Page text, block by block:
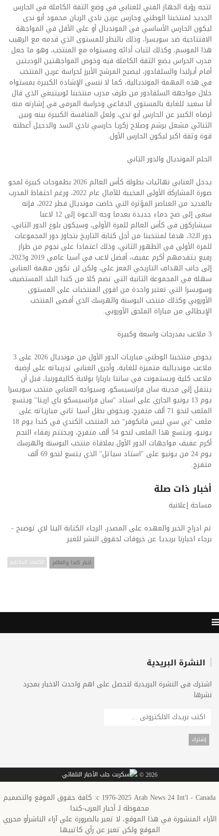
تتجه رؤية الجهاز الفني للعنابي في وضع الثقة الكاملة في الحارس
الجديد لمنتخبنا الوطني وحارس عرين نادي الريان محمود أبو ندى
ليكون الحارس الأساسي في المونديال أو على الأقل في المواجهة
الافتتاحية ضد سويسرا، وذلك بالنظر للمستوى الذي قدمه مع الرهيب
هذا الموسم، وكذلك لثبات أدائه ومستواه مع المنتخب، وهو ما جعل
مدرب الحراس يضع الثقة الكاملة فيه وخوض المواجهتين الوديتين
أمام أيرلندا والسلفادور، ليصبح المرشح الأبرز لحراسة عرين المنتخب
في هذه المهمة المونديالية، كما لا ننسى الإشادة الكبيرة بمستواه
خلال مواجهة السلفادور من طرف مدرب منتخبنا لوبيتيغي الذي قال
أنا سعيد للغاية بالمستوى الدفاعي وحراسة المرمى في إشارته منه
لرضاه الكبير عن الحارس أبو ندى، ولعل المنافسة الكبيرة بينه وبين
الثنائي مشعل برشم وصلاح زكريا حارسي نادي السد والدحيل أعطته
قوة وثقة اكبر ليكون الحارس الأول.
الحلم المونديال والدور الثاني
يدخل العنابي نهائيات بطولة كأس العالم 2026 بطموحات كبيرة لمحو
صورة المشاركة الأولى المخيبة للآمال عام 2022، ورغم احتفاظ المدرب
بالعديد من العناصر المؤثرة التي خاضت مونديال قطر 2022، فإنه
سعى إلى ضخ دماء جديدة بعدما وجه الدعوة إلى 12 لاعبا
سيشاركون في كأس العالم للمرة الأولى، وسيكون بلوغ الدور الثاني،
دور الـ32، هدفا لمنتخبنا من أجل كتابة التاريخ بتجاوز دور المجموعات
للمرة الأولى في الظهور الثاني، وذلك اعتمادا على نجوم من طراز
رفيع يتقدمهم أكرم عفيف، أفضل لاعب في آسيا عامي 2019 و2023،
إلى جانب الهداف التاريخي المعز علي، ولكن لن تكون مهمة العنابي
سهلة في المجموعة الثانية التي تضم كلا من كندا البلد المستضيف
وسويسرا التي تعتبر واحدة من اقوى المنتخبات على المستوى
الأوروبي وكذلك منتخب البوسنة والهرسك الذي أقصى المنتخب
الإيطالي من مباراة الملحق الأوروبي.
3 ملاعب بمدرجات واسعة وكبيرة
يخوض منتخبنا الوطني مباريات الدور الأول من مونديال 2026 على 3
ملاعب مونديالية متميزة للغاية، وأجرى العنابي تدريباته على أرضية
ملاعب كلية ويستمونت في سانتا باربارا بولاية كاليفورنيا، قبل أن
ينتقل إلى مدينة سان فرانسيسكو، وسيواجه العنابي منتخب سويسرا
يوم 13 يونيو الجاري على استاد "سان فرانسيسكو باي ارينا" ويتسع
الملعب لنحو 71 ألف متفرج، ويخوض بطل آسيا ثاني مبارياته على
ملعب "بي سي ليس فانكوفر" ضد المنتخب الكندي في كندا يوم 18
يونيو، ويتسع هذا الملعب لنحو 54 ألف متفرج، ويختتم رفقاء النجم
أكرم عفيف مواجهات الدور الأول بملاقاة منتخب البوسنة والهرسك
يوم 24 من يونيو على "استاد سياتل" الذي يتسع لنحو 69 ألف
متفرج.
أخبار ذات صلة
مساحة إعلانية
تم ادراج الخبر والعهده على المصدر، الرجاء الكتابة الينا لاي توضبح -
برجاء اخبارنا بريديا عن خروقات لحقوق النشر للغير
الكلمات الدلائليه اخبار كندا والعالم
النشرة البريدية
اشترك فى النشرة البريدية لتحصل على اهم واحدث الاخبار بمجرد
نشرها
2026 ©
c 1976-2025 Arab News 24 Int'l - Canada: كافة حقوق الموقع والتصميم
محفوظة لـ أخبار العرب-كندا
الآراء المنشورة في هذا الموقع، لا تعبر بالضرورة علي آراء الناشرأو محرري
الموقع ولكن تعبر عن رأي كاتبيها